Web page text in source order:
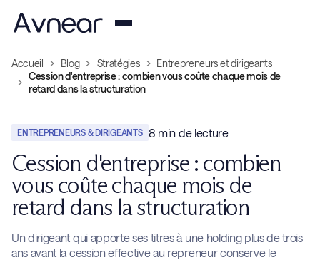
Accueil Blog Stratégies
Entrepreneurs et dirigeants
Cession d'entreprise : combien vous coûte chaque mois de
retard dans la structuration
ENTREPRENEURS & DIRIGEANTS 8 min de lecture
Cession d'entreprise : combien
vous coûte chaque mois de
retard dans la structuration
Un dirigeant qui apporte ses titres à une holding plus de trois
ans avant la cession effective au repreneur conserve le